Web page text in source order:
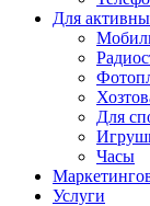
Для
Для
Часы
Услуги